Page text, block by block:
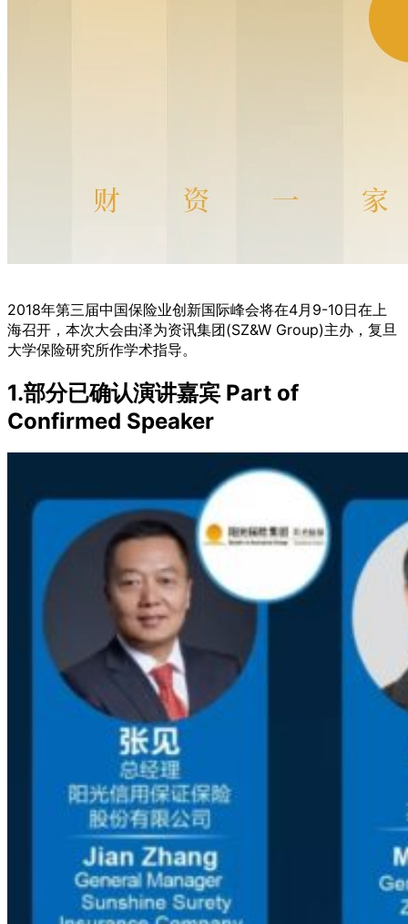
2018年第三届中国保险业创新国际峰会将在4月9-10日在上
海召开，本次大会由泽为资讯集团(SZ&W Group)主办，复旦
大学保险研究所作学术指导。
1.部分已确认演讲嘉宾 Part of
Confirmed Speaker